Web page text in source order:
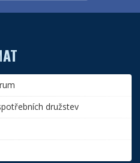
družstev